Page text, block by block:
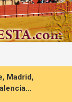
Madrid,